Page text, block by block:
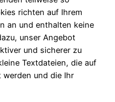
richten auf Ihrem
an und enthalten keine
unser Angebot
und sicherer zu
Textdateien, die auf
werden und die Ihr